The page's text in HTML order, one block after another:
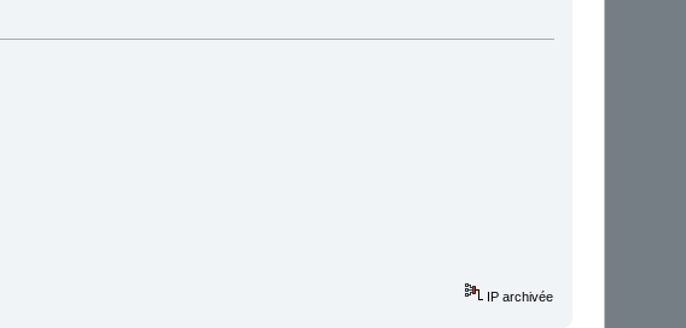
IP archivée